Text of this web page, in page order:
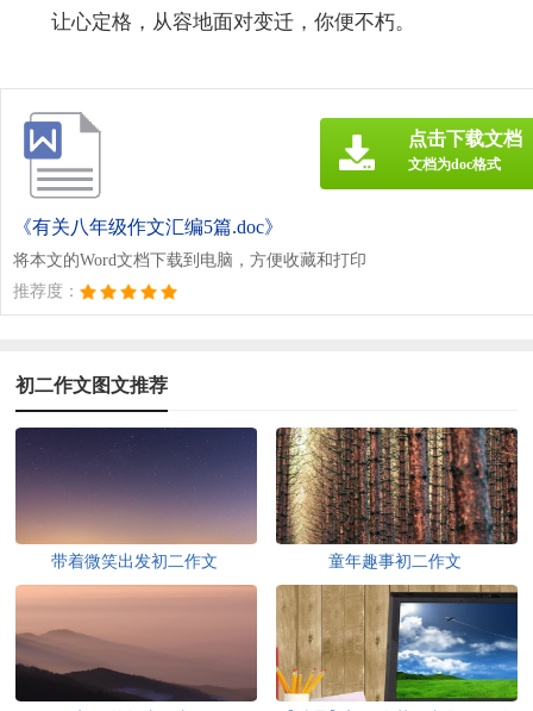
让心定格，从容地面对变迁，你便不朽。
《有关八年级作文汇编5篇.doc》
将本文的Word文档下载到电脑，方便收藏和打印
推荐度：
点击下载文档
文档为doc格式
初二作文图文推荐
带着微笑出发初二作文 童年趣事初二作文